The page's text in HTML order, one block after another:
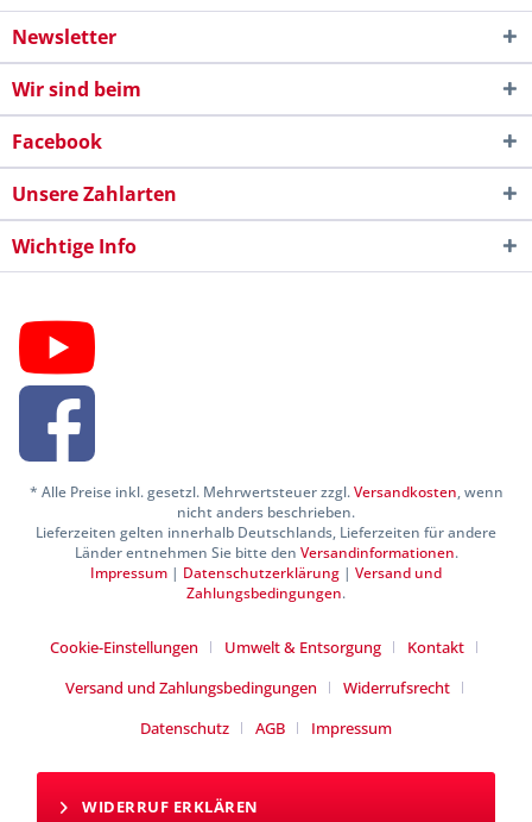
Newsletter
Wir sind beim
Facebook
Unsere Zahlarten
Wichtige Info
* Alle Preise inkl. gesetzl. Mehrwertsteuer zzgl.Versandkosten, wenn
nicht anders beschrieben.
Lieferzeiten gelten innerhalb Deutschlands, Lieferzeiten für andere
Länder entnehmen Sie bitte den Versandinformationen.
Impressum | Datenschutzerklärung | Versand und
Zahlungsbedingungen.
Cookie-Einstellungen Umwelt & Entsorgung
Kontakt
Versand und Zahlungsbedingungen
Widerrufsrecht
Datenschutz
AGB Impressum
WIDERRUF ERKLÄREN